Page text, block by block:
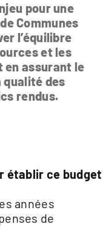
pour une
Communes
l’équilibre
et les
en assurant le
qualité des
rendus.
établir ce budget
années
de